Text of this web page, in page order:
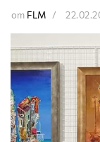
от FLM